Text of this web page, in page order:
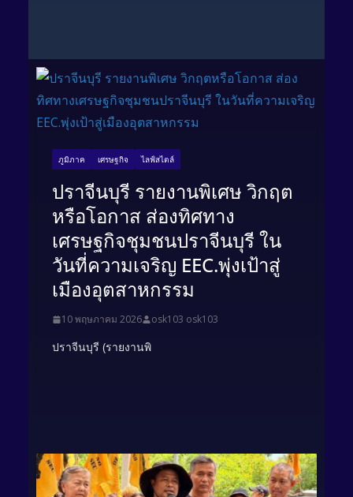
ภูมิภาค เศรษฐกิจ ไลฟ์สไตล์
ปราจีนบุรี รายงานพิเศษ วิกฤต
หรือโอกาส ส่องทิศทาง
เศรษฐกิจชุมชนปราจีนบุรี ใน
วันที่ความเจริญ EEC.พุ่งเป้าสู่
เมืองอุตสาหกรรม
10 พฤษภาคม 2026 osk103 osk103
ปราจีนบุรี (รายงานพิ